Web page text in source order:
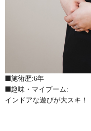
施術歴:6年
趣味・マイブーム:
インドアな遊びが大スキ